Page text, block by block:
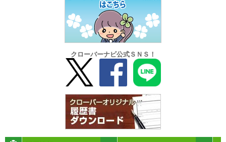
クローバーナビ公式ＳＮＳ！